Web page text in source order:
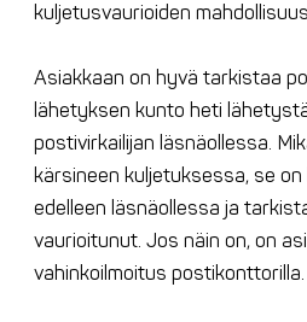
kuljetusvaurioiden
Asiakkaan on hyvä tarkistaa
lähetyksen kunto heti
postivirkailijan läsnäollessa.
kärsineen kuljetuksessa, se
edelleen läsnäollessa ja
vaurioitunut. Jos näin on, on
vahinkoilmoitus postikonttorilla.